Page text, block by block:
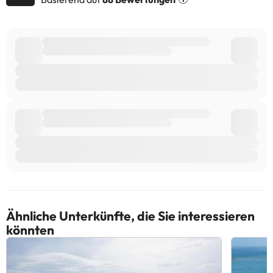
uns.
Ähnliche Unterkünfte, die Sie interessieren
könnten